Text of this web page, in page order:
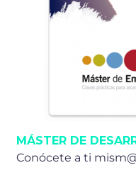
MÁSTER DE
Conócete a ti